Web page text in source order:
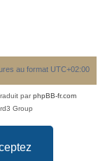
au format UTC+02:00
parphpBB-fr.com
Group